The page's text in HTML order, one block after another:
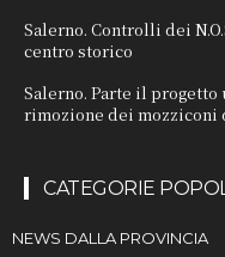
Salerno. Controlli dei
centro storico
Salerno. Parte il
rimozione dei mozziconi
CATEGORIE
NEWS DALLA PROVINCIA